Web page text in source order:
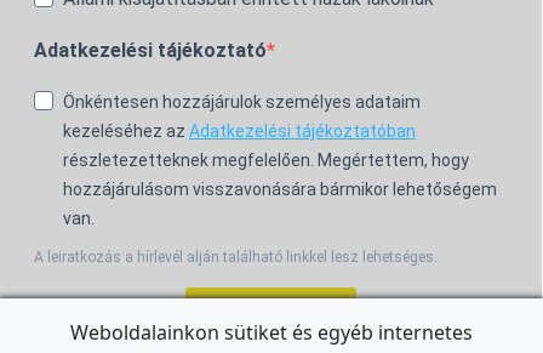
Adatkezelési tájékoztató
Önkéntesen hozzájárulok személyes adataim
kezeléséhez az Adatkezelési tájékoztatóban
részletezetteknek megfelelően. Megértettem, hogy
hozzájárulásom visszavonására bármikor lehetőségem
van.
A leiratkozás a hírlevél alján található linkkel lesz lehetséges.
Weboldalainkon sütiket és egyéb internetes